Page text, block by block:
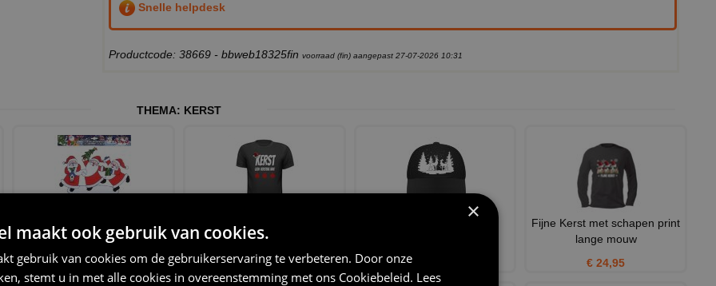
Snelle helpdesk
Productcode: 38669 - bbweb18325fin voorraad (fin) aangepast 27-07-2026 10:31
THEMA: KERST
horizontale kerstman stickers
€ 6,95
Kerst geen kersbal aan T-shirt
Fijne Kerst met schapen print
lange mouw
€ 24,95
×
maakt ook gebruik van cookies.
gebruik van cookies om de gebruikerservaring te verbeteren. Door onze
stemt u in met alle cookies in overeenstemming met ons Cookiebeleid. Lees